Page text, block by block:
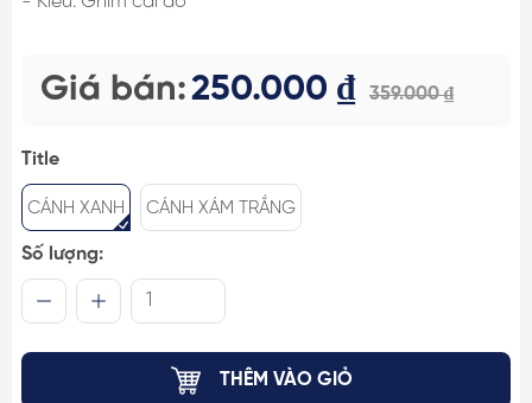
Giá bán:250.000 ₫ 359.000 ₫
Title
CÁNH XANH CÁNH XÁM TRẮNG
Số lượng:
THÊM VÀO GIỎ